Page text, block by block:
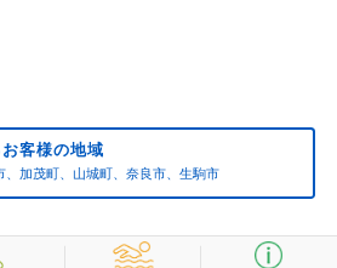
客様の地域
加茂町、山城町、奈良市、生駒市